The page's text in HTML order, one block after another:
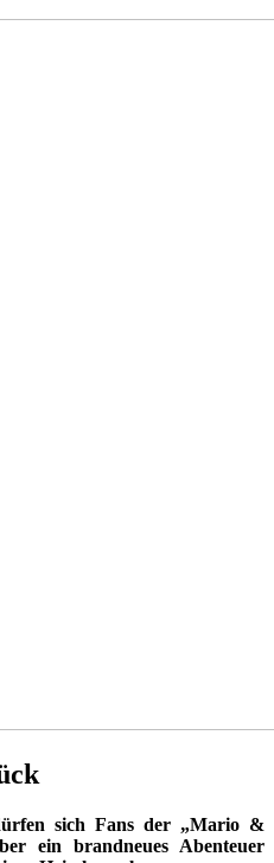
sich Fans der „Mario &
ein brandneues Abenteuer